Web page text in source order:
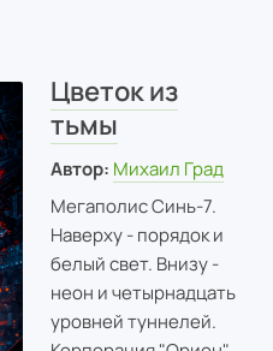
Цветок из
тьмы
Автор: Михаил Град
Мегаполис Синь-7.
Наверху - порядок и
белый свет. Внизу -
неон и четырнадцать
уровней туннелей.